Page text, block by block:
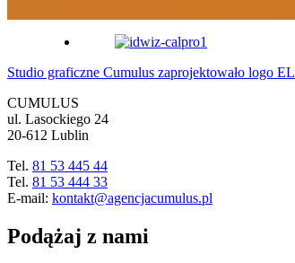
Studio graficzne Cumulus zaprojektowało logo
CUMULUS
ul. Lasockiego 24
20-612 Lublin
Tel. 81 53 445 44
Tel. 81 53 444 33
E-mail: kontakt@agencjacumulus.pl
Podążaj z nami